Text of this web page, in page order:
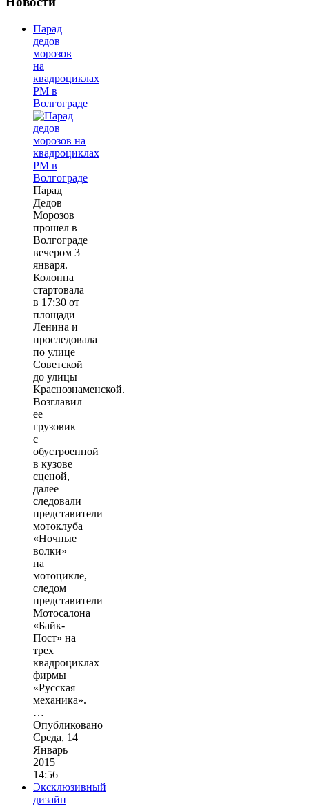
Парад
дедов
морозов
на
квадроциклах
РМ в
Волгограде
Парад
Дедов
Морозов
прошел в
Волгограде
вечером 3
января.
Колонна
стартовала
в 17:30 от
площади
Ленина и
проследовала
по улице
Советской
до улицы
Краснознаменской.
Возглавил
ее
грузовик
с
обустроенной
в кузове
сценой,
далее
следовали
представители
мотоклуба
«Ночные
волки»
на
мотоцикле,
следом
представители
Мотосалона
«Байк-
Пост» на
трех
квадроциклах
фирмы
«Русская
механика».
…
Опубликовано
Среда, 14
Январь
2015
14:56
Эксклюзивный
дизайн